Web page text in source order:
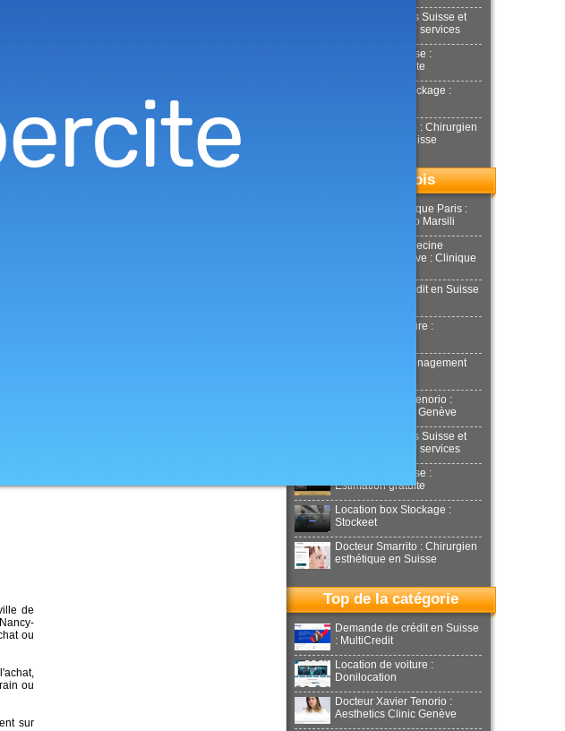
de
ou
ou
sur
Déménagements Suisse et
international : NJ services
Achat or en Suisse :
Estimation gratuite
Location box Stockage :
Docteur Smarrito : Chirurgien
esthétique en Suisse
Top du mois
Chirurgie esthétique Paris :
Docteur Riccardo Marsili
Chirurgie et Médecine
esthétique Genève : Clinique
Demande de crédit en Suisse
Location de voiture :
LaPuerta : Déménagement
Docteur Xavier Tenorio :
Aesthetics Clinic Genève
Déménagements Suisse et
international : NJ services
Achat or en Suisse :
Estimation gratuite
Location box Stockage :
Stockeet
Docteur Smarrito : Chirurgien
esthétique en Suisse
Top de la catégorie
Demande de crédit en Suisse
: MultiCredit
Location de voiture :
Donilocation
Docteur Xavier Tenorio :
Aesthetics Clinic Genève